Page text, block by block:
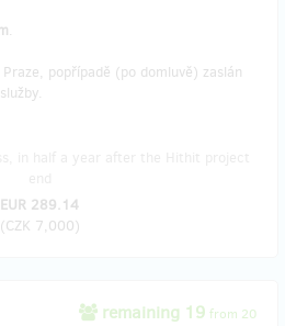
.
popřípadě (po domluvě) zaslán
EUR 289.14
(CZK 7,000)
remaining 19 from 20